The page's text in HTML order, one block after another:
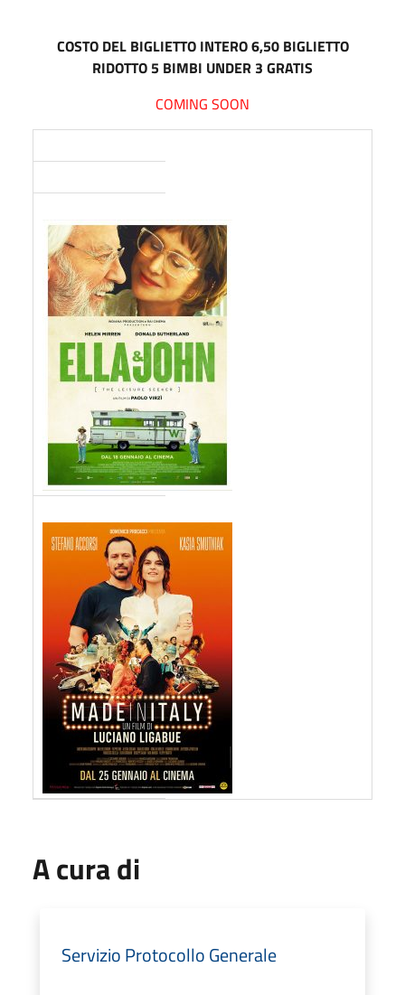
COSTO DEL BIGLIETTO INTERO 6,50 BIGLIETTO
RIDOTTO 5 BIMBI UNDER 3 GRATIS
COMING SOON
A cura di
Servizio Protocollo Generale